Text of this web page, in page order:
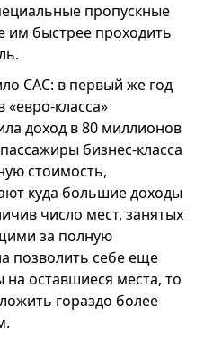
пропускные
им быстрее проходить
САС: в первый же год
класса»
доход в 80 миллионов
бизнес-класса
стоимость,
куда большие доходы
число мест, занятых
за полную
позволить себе еще
оставшиеся места, то
гораздо более